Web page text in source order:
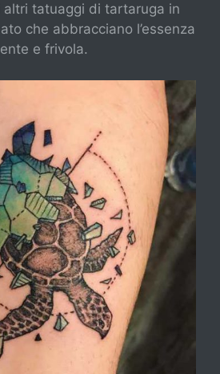
altri tatuaggi di tartaruga in
che abbracciano l’essenza
e frivola.